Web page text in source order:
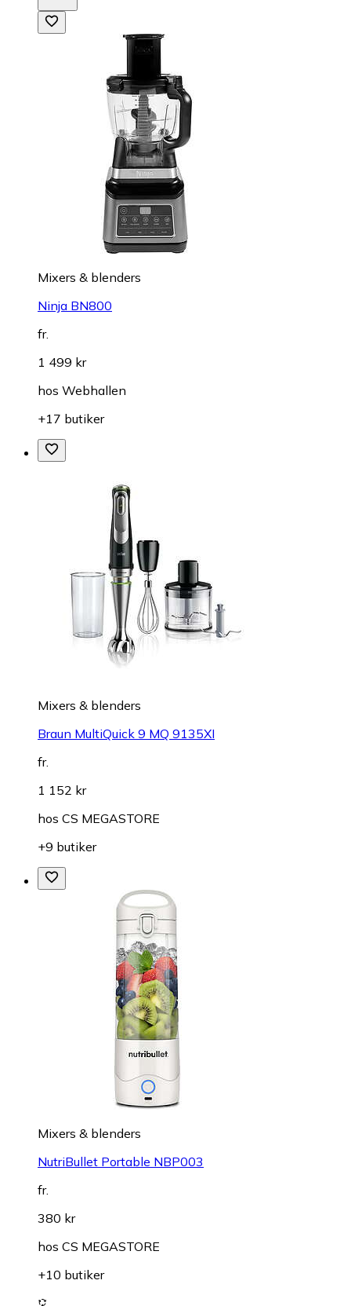
Mixers & blenders
Ninja BN800
fr.
1 499 kr
hos Webhallen
+17 butiker
Mixers & blenders
Braun MultiQuick 9 MQ 9135XI
fr.
1 152 kr
hos CS MEGASTORE
+9 butiker
Mixers & blenders
NutriBullet Portable NBP003
fr.
380 kr
hos CS MEGASTORE
+10 butiker